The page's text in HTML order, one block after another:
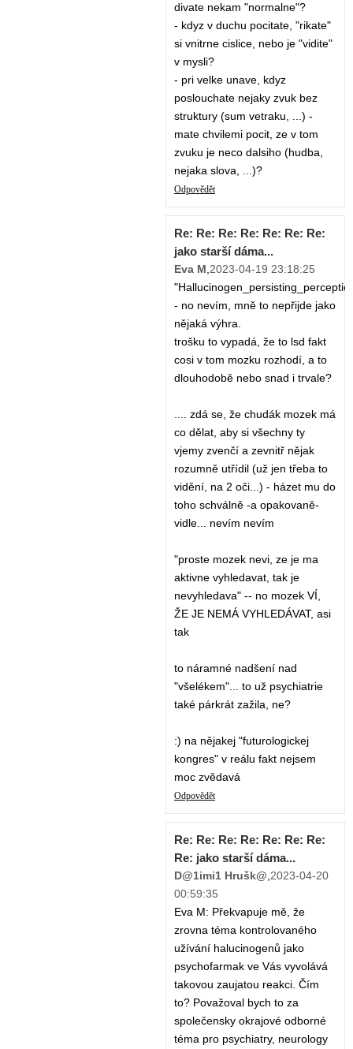
divate nekam "normalne"?
- kdyz v duchu pocitate, "rikate"
si vnitrne cislice, nebo je "vidite"
v mysli?
- pri velke unave, kdyz
poslouchate nejaky zvuk bez
struktury (sum vetraku, ...) -
mate chvilemi pocit, ze v tom
zvuku je neco dalsiho (hudba,
nejaka slova, ...)?
Odpovědět
Re: Re: Re: Re: Re: Re: Re:
jako starší dáma...
Eva M 2023-04-19 23:18:25
- no nevím, mně to nepřijde jako
nějaká výhra.
trošku to vypadá, že to lsd fakt
cosi v tom mozku rozhodí, a to
dlouhodobě nebo snad i trvale?
.... zdá se, že chudák mozek má
co dělat, aby si všechny ty
vjemy zvenčí a zevnitř nějak
rozumně utřídil (už jen třeba to
vidění, na 2 oči...) - házet mu do
toho schválně -a opakovaně-
vidle... nevím nevím
"proste mozek nevi, ze je ma
aktivne vyhledavat, tak je
nevyhledava" -- no mozek VÍ,
ŽE JE NEMÁ VYHLEDÁVAT, asi
tak
to náramné nadšení nad
"všelékem"... to už psychiatrie
také párkrát zažila, ne?
:) na nějakej "futurologickej
kongres" v reálu fakt nejsem
moc zvědavá
Odpovědět
Re: Re: Re: Re: Re: Re: Re:
Re: jako starší dáma...
D@1imi1 Hrušk@ 2023-04-20
00:59:35
Eva M: Překvapuje mě, že
zrovna téma kontrolovaného
užívání halucinogenů jako
psychofarmak ve Vás vyvolává
takovou zaujatou reakci. Čím
to? Považoval bych to za
společensky okrajové odborné
téma pro psychiatry, neurology